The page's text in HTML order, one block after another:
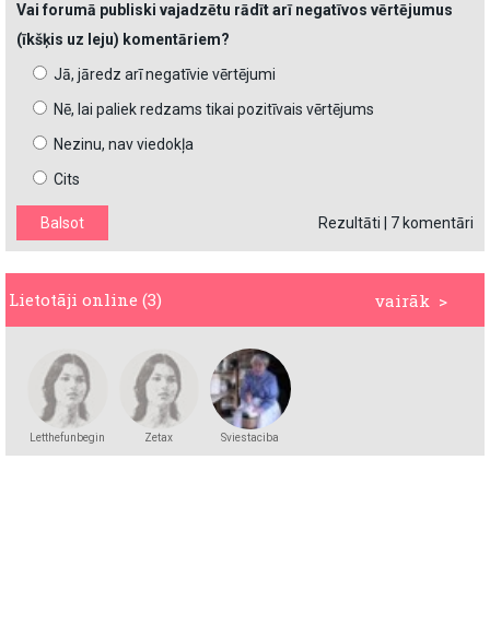
Vai forumā publiski vajadzētu rādīt arī negatīvos vērtējumus
(īkšķis uz leju) komentāriem?
Jā, jāredz arī negatīvie vērtējumi
Nē, lai paliek redzams tikai pozitīvais vērtējums
Nezinu, nav viedokļa
Cits
Rezultāti 7 komentāri
vairāk >
Lietotāji online (3)
Letthefunbegin Zetax Sviestaciba